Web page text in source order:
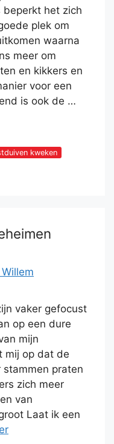
beperkt het zich
plek om
waarna
meer om
en kikkers en
voor een
is ook de …
kweken
vaker gefocust
op een dure
mijn
mij op dat de
praten
zich meer
van
Laat ik een